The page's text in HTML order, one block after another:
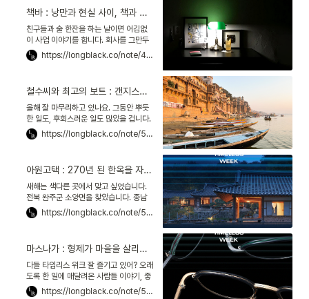
이 근사하진 않잖아? 좁고, 선반은 빽빽하
고, 서둘러 나가야 할 것 같고. 어디나 천
편일률적이고 말야. 그런데 '편의점의 미
래'라고 불리는 곳이 있더라. 미국의 폭스
트롯 마켓Foxtrot market.
책바 : 낭만과 현실 사이, 책과 술을 파는 공간을 만들다
친구들과 술 한잔을 하는 날이면 어김없
이 사업 이야기를 합니다. 회사를 그만두
면 어떤 사업을 하고 싶은지, 각자 이런저
런 소망을 테이블에 던져요. 불현듯 대기
그가 쓴 『밤에 일하고 낮에 쉽니다』를 읽
은 적이 있거든요. 대단한 사업가는 아니
지만, 낭만과 현실 사이 적당한 균형을 찾
은 사람 같았죠.
https://longblack.co/note/416
철수씨와 최고의 보트 : 갠지스강의 화장터가 우리에게 가르치는 것
올해 잘 마무리하고 있나요. 그동안 뿌듯
한 일도, 후회스러운 일도 많았을 겁니다.
이것 하나는 확실해 보입니다. 롱블랙 피
플은 누구보다 '더 나은 삶'을 치열하게 고
던 시절, 제가 큰 위로를 받았던 도시에 다
시 한번 다녀왔습니다. 인도의 바라나시
Varanasi로요. 신성한 도시로 여겨지는
이곳.
https://longblack.co/note/532
아원고택 : 270년 된 한옥을 자연으로 옮겨, 없던 정원을 만들다
새해는 색다른 곳에서 맞고 싶었습니다.
전북 완주군 소양면을 찾았습니다. 종남
산 자락의 아원고택은 한옥 스테이입니
다. 방탄소년단이 다녀가 유명해졌죠. 하
200년 넘은 한옥을 해체해 이축移築*
한 곳이에요. 제가 머물 곳은 설화당設話
堂. 이야기가 있는 집이란 뜻입니다. 경남
진주에서 온 270년 된 한옥이죠. 나무 결
이 선명한 기둥은 손때로 매끈매끈합니
다.
https://longblack.co/note/535
마스나가 : 형제가 마을을 살리려고 만든, 118년 안경 브랜드
다들 타임리스 위크 잘 즐기고 있어? 오래
도록 한 일에 매달려온 사람들 이야기, 좋
더라. 그런데 난 오래 살아남은 기업의 이https://longblack.co/note/537